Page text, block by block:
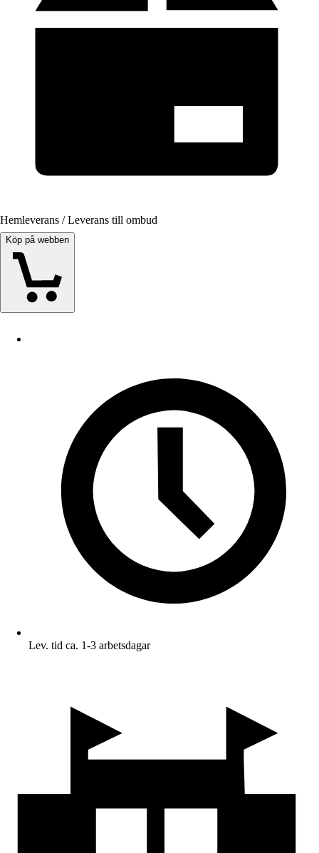
Hemleverans / Leverans till ombud
Köp på webben
Lev. tid ca. 1-3 arbetsdagar